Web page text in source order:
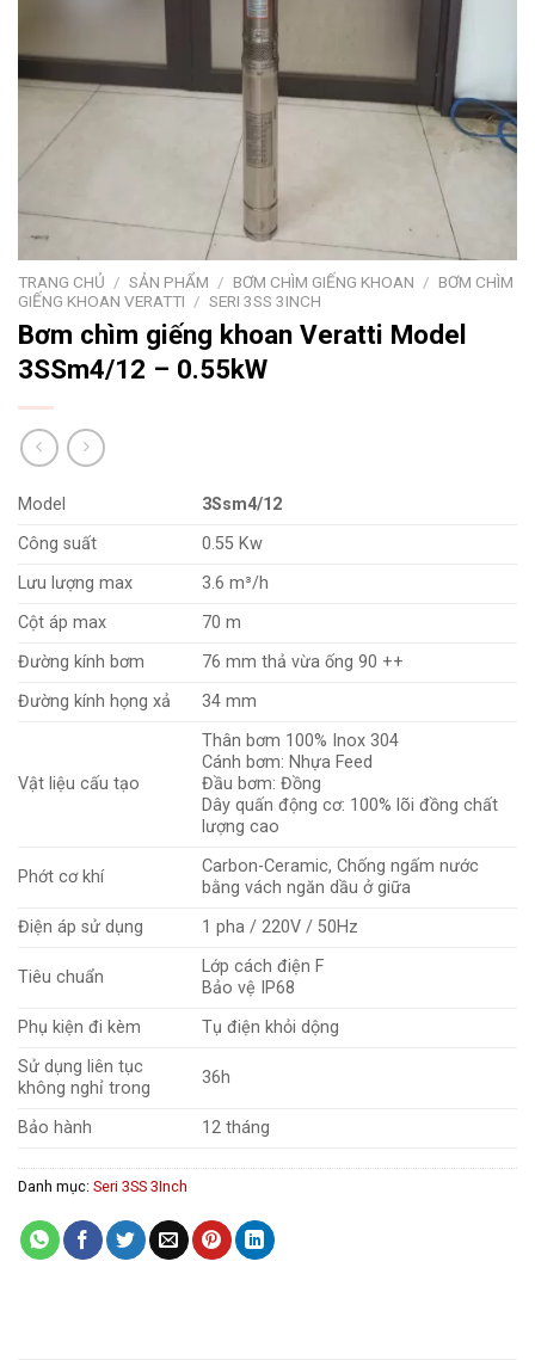
TRANG CHỦ / SẢN PHẨM / BƠM CHÌM GIẾNG KHOAN / BƠM CHÌM
GIẾNG KHOAN VERATTI / SERI 3SS 3INCH
Bơm chìm giếng khoan Veratti Model
3SSm4/12 – 0.55kW
Model
3Ssm4/12
Công suất
0.55 Kw
Lưu lượng max
3.6 m³/h
Cột áp max
70 m
Đường kính bơm
76 mm thả vừa ống 90 ++
Đường kính họng xả
34 mm
Vật liệu cấu tạo
Thân bơm 100% Inox 304
Cánh bơm: Nhựa Feed
Đầu bơm: Đồng
Dây quấn động cơ: 100% lõi đồng chất
lượng cao
Phớt cơ khí
Carbon-Ceramic, Chống ngấm nước
bằng vách ngăn dầu ở giữa
Điện áp sử dụng
1 pha / 220V / 50Hz
Tiêu chuẩn
Lớp cách điện F
Bảo vệ IP68
Phụ kiện đi kèm
Tụ điện khỏi dộng
Sử dụng liên tục
không nghỉ trong
36h
Bảo hành 12 tháng
Danh mục: Seri 3SS 3Inch